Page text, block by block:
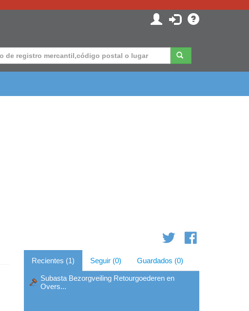
Recientes (1) Seguir (0) Guardados (0)
Subasta Bezorgveiling Retourgoederen en
Overs...